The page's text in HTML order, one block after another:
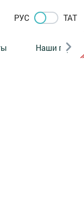
РУС ТАТ
Наши герои